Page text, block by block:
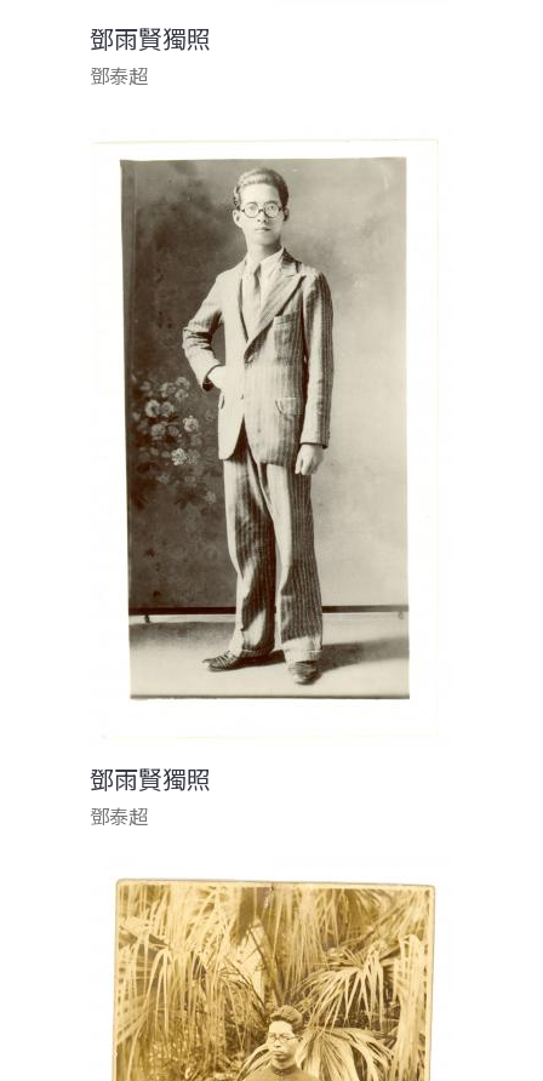
鄧雨賢獨照
鄧泰超
鄧雨賢獨照
鄧泰超